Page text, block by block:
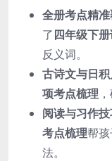
全册考点精准
了四年级下
反义词。
古诗文与日积
项考点梳理
阅读与习作技
考点梳理帮
法。